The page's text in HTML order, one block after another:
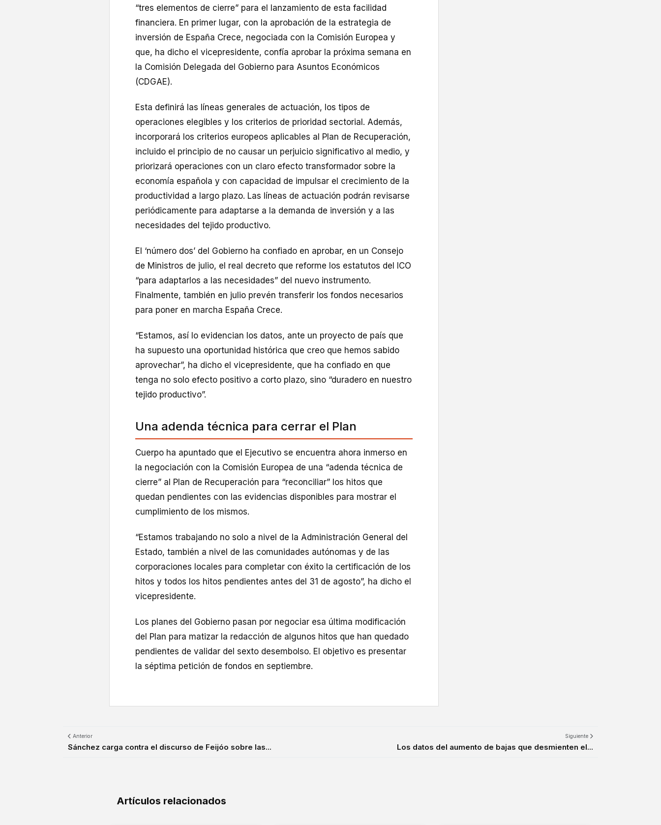
“tres elementos de cierre” para el lanzamiento de esta facilidad
financiera. En primer lugar, con la aprobación de la estrategia de
inversión de España Crece, negociada con la Comisión Europea y
que, ha dicho el vicepresidente, confía aprobar la próxima semana en
la Comisión Delegada del Gobierno para Asuntos Económicos
(CDGAE).
Esta definirá las líneas generales de actuación, los tipos de
operaciones elegibles y los criterios de prioridad sectorial. Además,
incorporará los criterios europeos aplicables al Plan de Recuperación,
incluido el principio de no causar un perjuicio significativo al medio, y
priorizará operaciones con un claro efecto transformador sobre la
economía española y con capacidad de impulsar el crecimiento de la
productividad a largo plazo. Las líneas de actuación podrán revisarse
periódicamente para adaptarse a la demanda de inversión y a las
necesidades del tejido productivo.
El ‘número dos’ del Gobierno ha confiado en aprobar, en un Consejo
de Ministros de julio, el real decreto que reforme los estatutos del ICO
“para adaptarlos a las necesidades” del nuevo instrumento.
Finalmente, también en julio prevén transferir los fondos necesarios
para poner en marcha España Crece.
“Estamos, así lo evidencian los datos, ante un proyecto de país que
ha supuesto una oportunidad histórica que creo que hemos sabido
aprovechar”, ha dicho el vicepresidente, que ha confiado en que
tenga no solo efecto positivo a corto plazo, sino “duradero en nuestro
tejido productivo”.
Una adenda técnica para cerrar el Plan
Cuerpo ha apuntado que el Ejecutivo se encuentra ahora inmerso en
la negociación con la Comisión Europea de una “adenda técnica de
cierre” al Plan de Recuperación para “reconciliar” los hitos que
quedan pendientes con las evidencias disponibles para mostrar el
cumplimiento de los mismos.
“Estamos trabajando no solo a nivel de la Administración General del
Estado, también a nivel de las comunidades autónomas y de las
corporaciones locales para completar con éxito la certificación de los
hitos y todos los hitos pendientes antes del 31 de agosto”, ha dicho el
vicepresidente.
Los planes del Gobierno pasan por negociar esa última modificación
del Plan para matizar la redacción de algunos hitos que han quedado
pendientes de validar del sexto desembolso. El objetivo es presentar
la séptima petición de fondos en septiembre.
Anterior
Sánchez carga contra el discurso de Feijóo sobre las...
Siguiente
Los datos del aumento de bajas que desmienten el...
Artículos relacionados